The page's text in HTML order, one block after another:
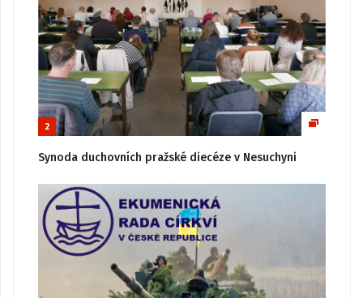
2
Synoda duchovních pražské diecéze v Nesuchyni